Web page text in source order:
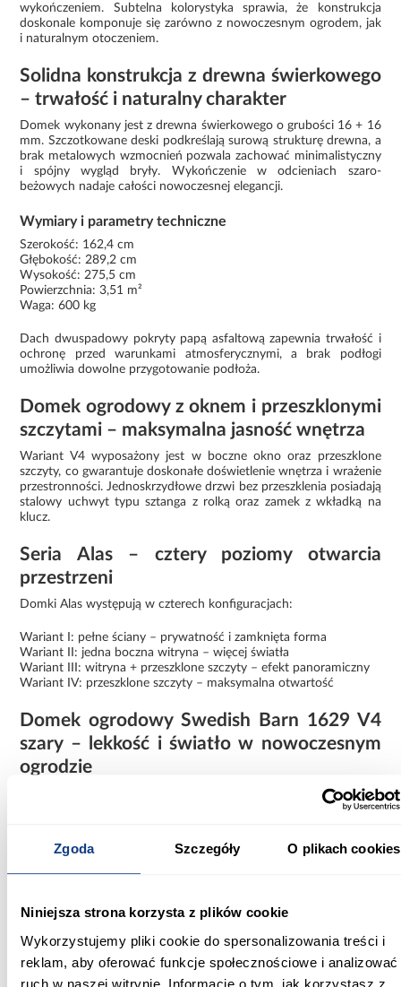
Zgoda Szczegóły O plikach cookies
Niniejsza strona korzysta z plików cookie
Wykorzystujemy pliki cookie do spersonalizowania treści i
reklam, aby oferować funkcje społecznościowe i analizować
ruch w naszej witrynie. Informacje o tym, jak korzystasz z
wykończeniem. Subtelna kolorystyka sprawia, że konstrukcja
doskonale komponuje się zarówno z nowoczesnym ogrodem, jak
i naturalnym otoczeniem.
Solidna konstrukcja z drewna świerkowego
– trwałość i naturalny charakter
Domek wykonany jest z drewna świerkowego o grubości 16 + 16
mm. Szczotkowane deski podkreślają surową strukturę drewna, a
brak metalowych wzmocnień pozwala zachować minimalistyczny
i spójny wygląd bryły. Wykończenie w odcieniach szaro-
beżowych nadaje całości nowoczesnej elegancji.
Wymiary i parametry techniczne
Szerokość: 162,4 cm
Głębokość: 289,2 cm
Wysokość: 275,5 cm
Powierzchnia: 3,51 m²
Waga: 600 kg
Dach dwuspadowy pokryty papą asfaltową zapewnia trwałość i
ochronę przed warunkami atmosferycznymi, a brak podłogi
umożliwia dowolne przygotowanie podłoża.
Domek ogrodowy z oknem i przeszklonymi
szczytami – maksymalna jasność wnętrza
Wariant V4 wyposażony jest w boczne okno oraz przeszklone
szczyty, co gwarantuje doskonałe doświetlenie wnętrza i wrażenie
przestronności. Jednoskrzydłowe drzwi bez przeszklenia posiadają
stalowy uchwyt typu sztanga z rolką oraz zamek z wkładką na
klucz.
Seria Alas – cztery poziomy otwarcia
przestrzeni
Domki Alas występują w czterech konfiguracjach:
Wariant I: pełne ściany – prywatność i zamknięta forma
Wariant II: jedna boczna witryna – więcej światła
Wariant III: witryna + przeszklone szczyty – efekt panoramiczny
Wariant IV: przeszklone szczyty – maksymalna otwartość
Domek ogrodowy Swedish Barn 1629 V4
szary – lekkość i światło w nowoczesnym
ogrodzie
Domek ogrodowy Swedish Barn 1629 szary V4 to idealne
rozwiązanie dla osób, które szukają jasnej, przestronnej i
Informacje Informacje o produkcie